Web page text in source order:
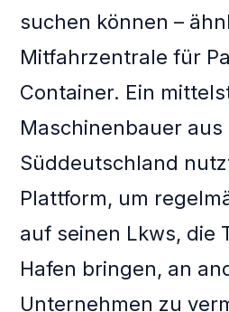
suchen können –
Mitfahrzentrale für
Container. Ein
Maschinenbauer aus
Süddeutschland
Plattform, um
auf seinen Lkws, die
Hafen bringen, an
Unternehmen zu